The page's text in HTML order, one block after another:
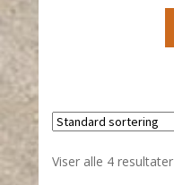
Viser alle 4 resultater